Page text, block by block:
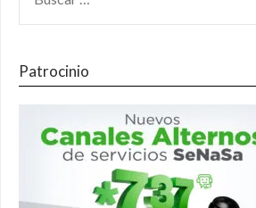
Patrocinio